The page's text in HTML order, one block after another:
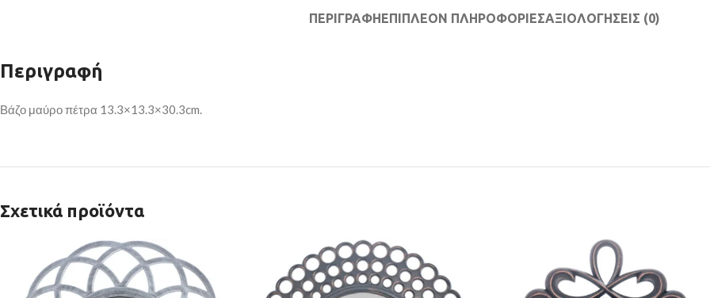
ΠΕΡΙΓΡΑΦΉΕΠΙΠΛΈΟΝ ΠΛΗΡΟΦΟΡΊΕΣΑΞΙΟΛΟΓΉΣΕΙΣ (0)
Περιγραφή
Βάζο μαύρο πέτρα 13.3×13.3×30.3cm.
Σχετικά προϊόντα